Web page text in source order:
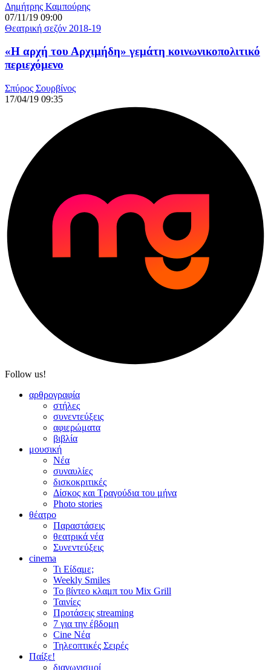
Δημήτρης Καμπούρης
07/11/19 09:00
Θεατρική σεζόν 2018-19
«Η αρχή του Αρχιμήδη» γεμάτη κοινωνικοπολιτικό
περιεχόμενο
Σπύρος Σουρβίνος
17/04/19 09:35
Follow us!
αρθρογραφία
στήλες
συνεντεύξεις
αφιερώματα
βιβλία
μουσική
Νέα
συναυλίες
δισκοκριτικές
Δίσκος και Τραγούδια του μήνα
Photo stories
θέατρο
Παραστάσεις
θεατρικά νέα
Συνεντεύξεις
cinema
Τι Είδαμε;
Weekly Smiles
Το βίντεο κλαμπ του Mix Grill
Ταινίες
Προτάσεις streaming
7 για την έβδομη
Cine Νέα
Τηλεοπτικές Σειρές
Παίξε!
διαγωνισμοί